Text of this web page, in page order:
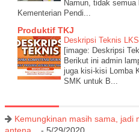
Namun, tidak
Kementerian Pendi...
Produktif TKJ
Deskripsi Teknis
[image: Deskripsi
Berikut ini admin
juga kisi-kisi Lomba
SMK untuk B...
Kemungkinan masih sama, jadi